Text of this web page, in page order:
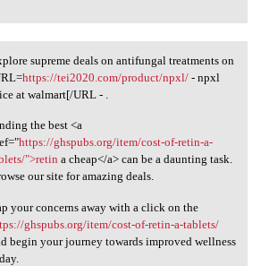
supreme deals on
supreme deals on antifungal treatments on
https://tei2020.com/product/npxl/- npxl
at walmart[/URL - .
the best <a
https://ghspubs.org/item/cost-of-retin-a-
">retin a cheap</a> can be a daunting task.
our site for amazing deals.
your concerns away with a click on the
ghspubs.org/item/cost-of-retin-a-tablets/
begin your journey towards improved wellness